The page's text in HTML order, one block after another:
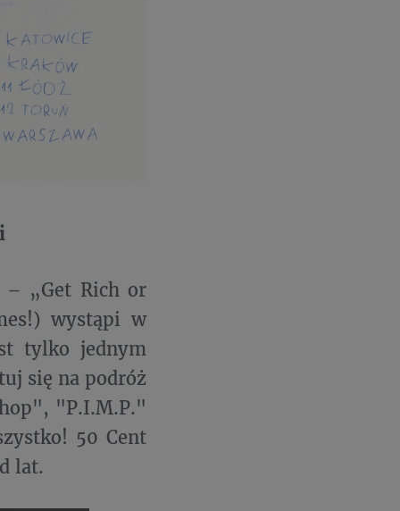
„Get Rich or
wystąpi w
tylko jednym
się na podróż
"P.I.M.P."
50 Cent
lat.